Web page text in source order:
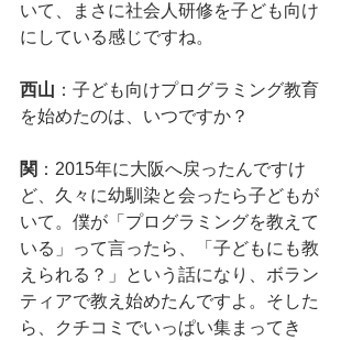
いて、まさに社会人研修を子ども向け
にしている感じですね。
西山 ：子ども向けプログラミング教育
を始めたのは、いつですか？
関 ：2015年に大阪へ戻ったんですけ
ど、久々に幼馴染と会ったら子どもが
いて。僕が「プログラミングを教えて
いる」って言ったら、「子どもにも教
えられる？」という話になり、ボラン
ティアで教え始めたんですよ。そした
ら、クチコミでいっぱい集まってき